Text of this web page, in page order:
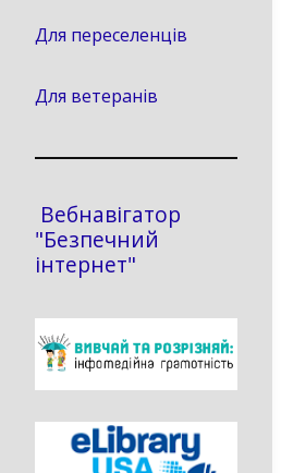
Для переселенців
Для ветеранів
Вебнавігатор
"Безпечний
інтернет"